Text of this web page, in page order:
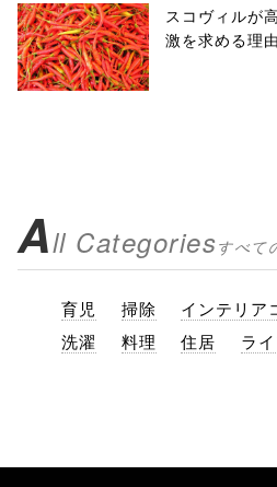
スコヴィルが
激を求める理
All Categoriesすべて
育児 掃除
インテリア
洗濯
料理 住居 ラ